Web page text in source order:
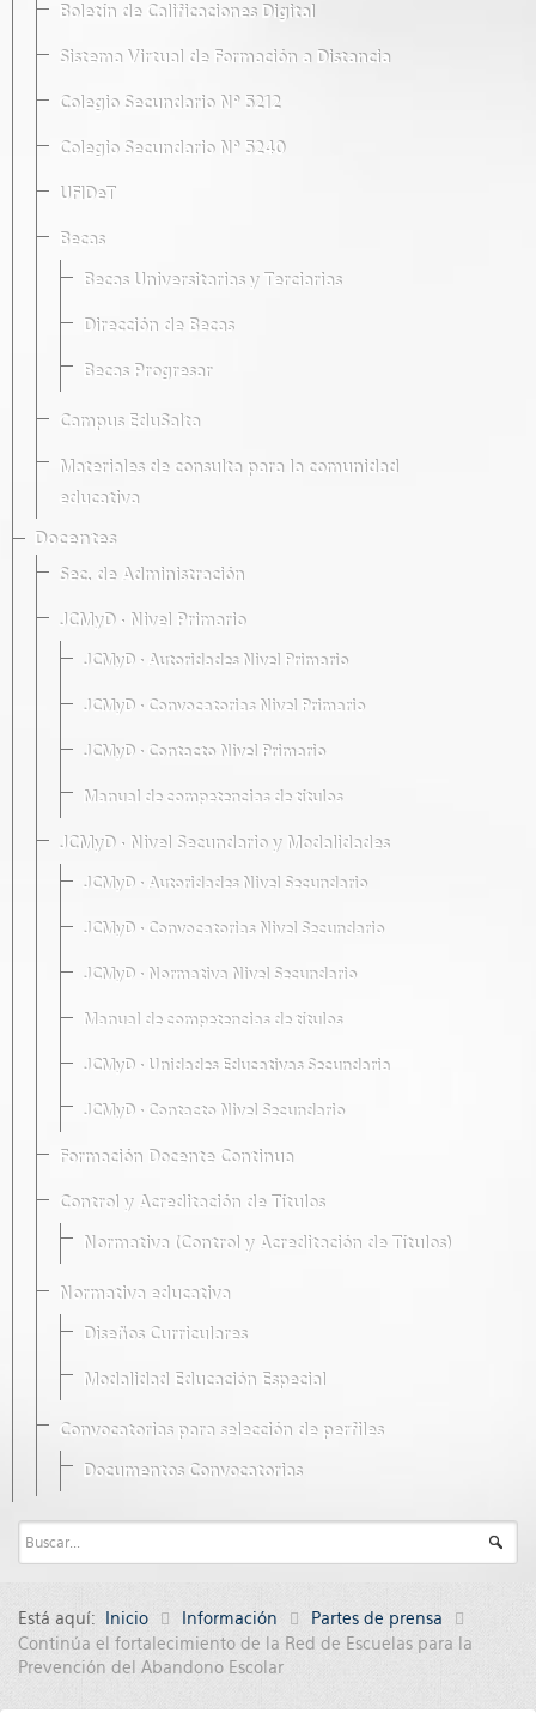
Boletín de Calificaciones Digital
Sistema Virtual de Formación a Distancia
Colegio Secundario Nº 5212
Colegio Secundario Nº 5240
UFIDeT
Becas
Becas Universitarias y Terciarias
Dirección de Becas
Becas Progresar
Campus EduSalta
Materiales de consulta para la comunidad
educativa
Docentes
Sec. de Administración
JCMyD · Nivel Primario
JCMyD · Autoridades Nivel Primario
JCMyD · Convocatorias Nivel Primario
JCMyD · Contacto Nivel Primario
Manual de competencias de títulos
JCMyD · Nivel Secundario y Modalidades
JCMyD · Autoridades Nivel Secundario
JCMyD · Convocatorias Nivel Secundario
JCMyD · Normativa Nivel Secundario
Manual de competencias de títulos
JCMyD · Unidades Educativas Secundaria
JCMyD · Contacto Nivel Secundario
Formación Docente Continua
Control y Acreditación de Títulos
Normativa (Control y Acreditación de Títulos)
Normativa educativa
Diseños Curriculares
Modalidad Educación Especial
Convocatorias para selección de perfiles
Documentos Convocatorias
Está aquí: Inicio Información
Partes de prensa
Continúa el fortalecimiento de la Red de Escuelas para la
Prevención del Abandono Escolar